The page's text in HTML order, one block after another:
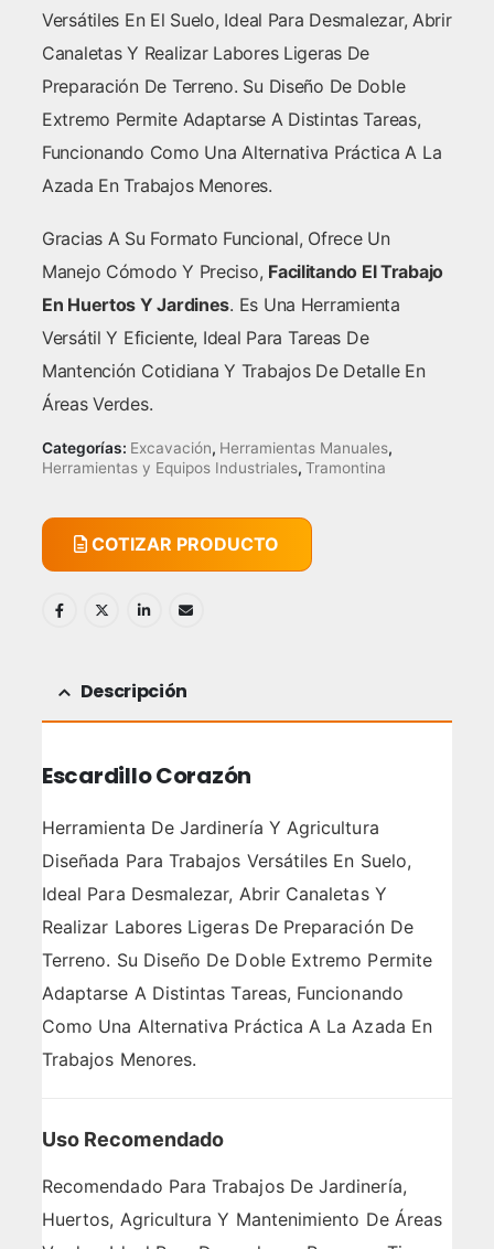
Versátiles En El Suelo, Ideal Para Desmalezar, Abrir
Canaletas Y Realizar Labores Ligeras De
Preparación De Terreno. Su Diseño De Doble
Extremo Permite Adaptarse A Distintas Tareas,
Funcionando Como Una Alternativa Práctica A La
Azada En Trabajos Menores.
Gracias A Su Formato Funcional, Ofrece Un
Manejo Cómodo Y Preciso, Facilitando El Trabajo
En Huertos Y Jardines. Es Una Herramienta
Versátil Y Eficiente, Ideal Para Tareas De
Mantención Cotidiana Y Trabajos De Detalle En
Áreas Verdes.
Categorías: Excavación, Herramientas Manuales,
Herramientas y Equipos Industriales, Tramontina
COTIZAR PRODUCTO
Descripción
Escardillo Corazón
Herramienta De Jardinería Y Agricultura
Diseñada Para Trabajos Versátiles En Suelo,
Ideal Para Desmalezar, Abrir Canaletas Y
Realizar Labores Ligeras De Preparación De
Terreno. Su Diseño De Doble Extremo Permite
Adaptarse A Distintas Tareas, Funcionando
Como Una Alternativa Práctica A La Azada En
Trabajos Menores.
Uso Recomendado
Recomendado Para Trabajos De Jardinería,
Huertos, Agricultura Y Mantenimiento De Áreas